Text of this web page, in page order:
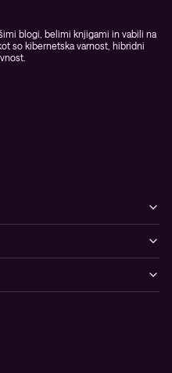
blogi, belimi knjigami in vabili na
so kibernetska varnost, hibridni